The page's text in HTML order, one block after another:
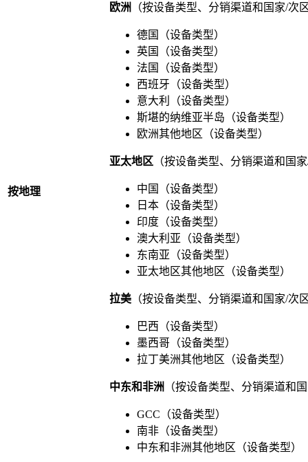
按地理
欧洲 （按设备类型、分销渠道和国家/次
德国（设备类型）
英国（设备类型）
法国（设备类型）
西班牙（设备类型）
意大利（设备类型）
斯堪的纳维亚半岛（设备类型）
欧洲其他地区（设备类型）
亚太地区 （按设备类型、分销渠道和国
中国（设备类型）
日本（设备类型）
印度（设备类型）
澳大利亚（设备类型）
东南亚（设备类型）
亚太地区其他地区（设备类型）
拉美 （按设备类型、分销渠道和国家/次
巴西（设备类型）
墨西哥（设备类型）
拉丁美洲其他地区（设备类型）
中东和非洲 （按设备类型、分销渠道和
GCC（设备类型）
南非（设备类型）
中东和非洲其他地区（设备类型）